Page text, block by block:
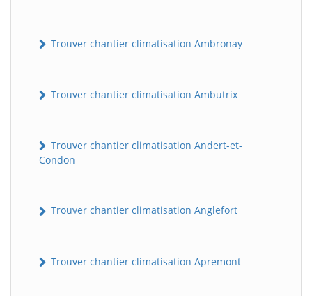
Trouver chantier climatisation Ambronay
Trouver chantier climatisation Ambutrix
Trouver chantier climatisation Andert-et-
Condon
Trouver chantier climatisation Anglefort
Trouver chantier climatisation Apremont